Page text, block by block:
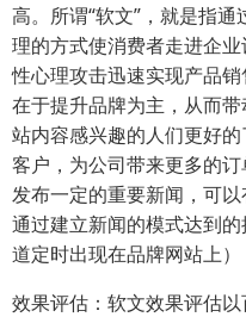
高。所谓“软文”，就是指
理的方式使消费者走进企
性心理攻击迅速实现产品
在于提升品牌为主，从而
站内容感兴趣的人们更好
客户，为公司带来更多的
发布一定的重要新闻，可
通过建立新闻的模式达到
道定时出现在品牌网站上）
效果评估：软文效果评估